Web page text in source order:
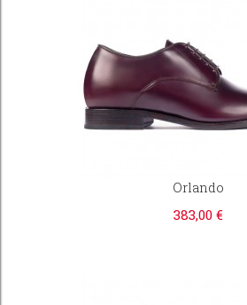
Orlando
383,00 €